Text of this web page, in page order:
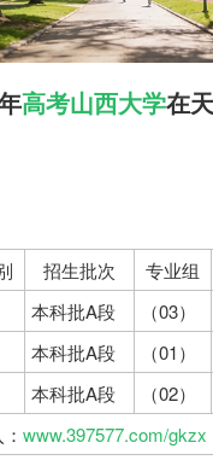
高考山西大学在
招生批次 专业组
本科批A段 （03）
本科批A段 （01）
本科批A段 （02）
www.397577.com/gkzx